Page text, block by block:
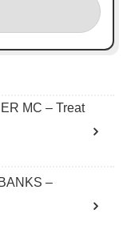
MC – Treat
–